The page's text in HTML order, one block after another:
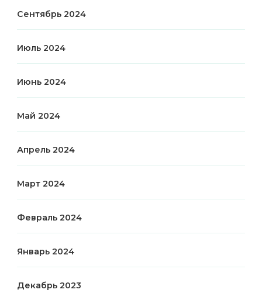
Сентябрь 2024
Июль 2024
Июнь 2024
Май 2024
Апрель 2024
Март 2024
Февраль 2024
Январь 2024
Декабрь 2023